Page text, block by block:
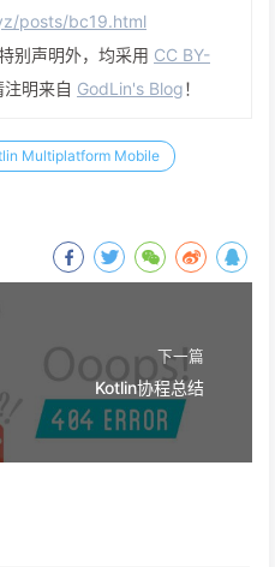
posts/bc19.html
别声明外，均采用 CC BY-
明来自 GodLin's Blog！
Multiplatform Mobile
下一篇
Kotlin协程总结